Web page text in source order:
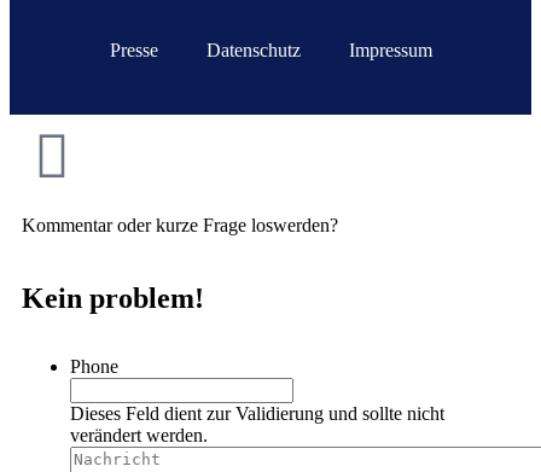
Presse Datenschutz Impressum
Kommentar oder kurze Frage loswerden?
Kein problem!
Phone
Dieses Feld dient zur Validierung und sollte nicht
verändert werden.